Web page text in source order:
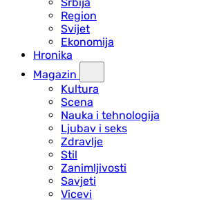
Region
Svijet
Ekonomija
Hronika
Magazin
Kultura
Scena
Nauka i tehnologija
Ljubav i seks
Zdravlje
Stil
Zanimljivosti
Savjeti
Vicevi